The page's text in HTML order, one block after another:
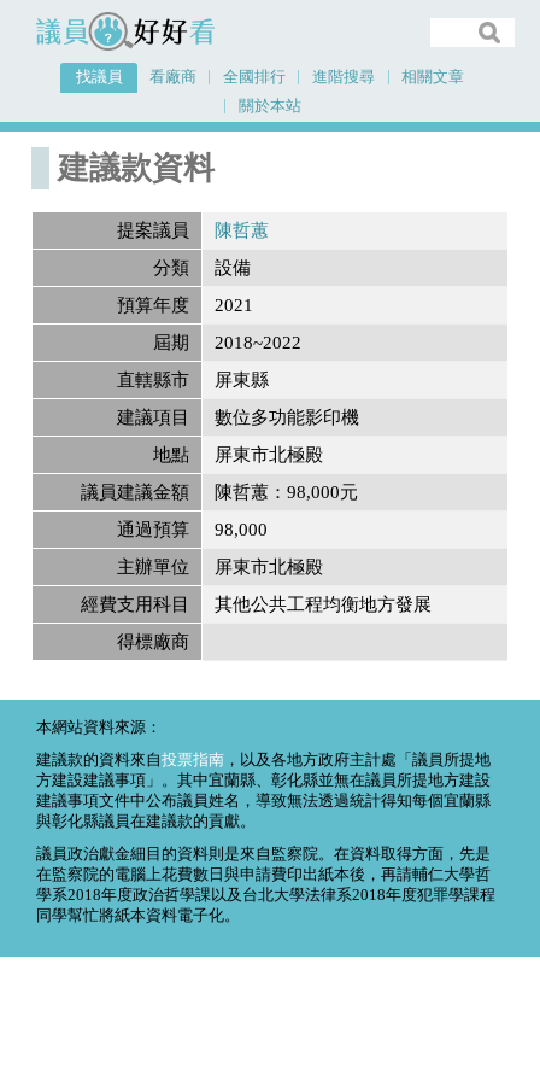
議員好好看
找議員 看廠商 全國排行 進階搜尋
相關文章
關於本站
首頁
建議款資料
提案議員
陳哲蕙
分類
設備
預算年度
2021
屆期
2018~2022
直轄縣市
屏東縣
建議項目
數位多功能影印機
地點
屏東市北極殿
議員建議金額
陳哲蕙：98,000元
通過預算
98,000
主辦單位
屏東市北極殿
經費支用科目
其他公共工程均衡地方發展
得標廠商
本網站資料來源：
建議款的資料來自投票指南 ，以及各地方政府主計處「議員所提地
方建設建議事項」。其中宜蘭縣、彰化縣並無在議員所提地方建設
建議事項文件中公布議員姓名，導致無法透過統計得知每個宜蘭縣
與彰化縣議員在建議款的貢獻。
議員政治獻金細目的資料則是來自監察院。在資料取得方面，先是
在監察院的電腦上花費數日與申請費印出紙本後，再請輔仁大學哲
學系2018年度政治哲學課以及台北大學法律系2018年度犯罪學課程
同學幫忙將紙本資料電子化。